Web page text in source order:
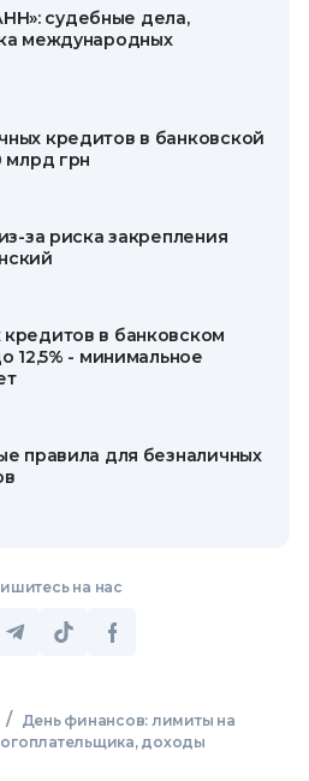
судебные дела,
международных
кредитов в банковской
млрд грн
за риска закрепления
в банковском
12,5% - минимальное
правила для безналичных
на нас
/
День финансов: лимиты на
доходы